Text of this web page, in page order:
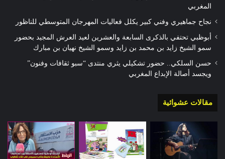
المغربي
نجاح جماهيري وفني كبير يكلل فعاليات المهرجان المتوسطي للناظور
أبوظبي تحتفي بالذكرى السابعة والعشرين لعيد العرش المجيد بحضور
سمو الشيخ زايد بن محمد بن زايد وسمو الشيخ نهيان بن مبارك
حسن السلكي.. حضور تشكيلي يثري منتدى “سبو ثقافات وفنون”
ويجسد أصالة الإبداع المغربي
مقالات عشوائية